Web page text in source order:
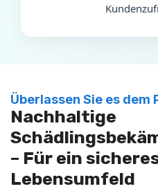
Überlassen Sie es dem
Nachhaltige
– Für ein
Lebensumfeld